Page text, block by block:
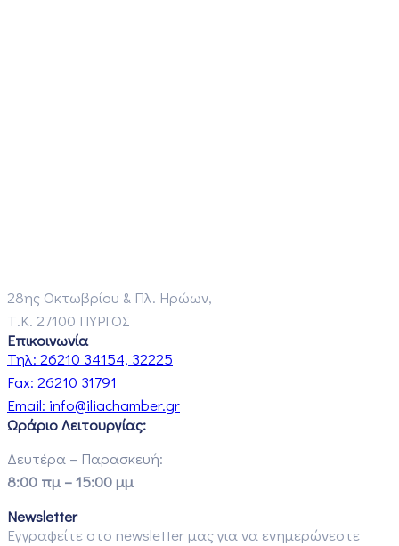
28ης Οκτωβρίου & Πλ. Ηρώων,
Τ.Κ. 27100 ΠΥΡΓΟΣ
Επικοινωνία
Τηλ: 26210 34154, 32225
Fax: 26210 31791
Email: info@iliachamber.gr
Ωράριο Λειτουργίας:
Δευτέρα – Παρασκευή:
8:00 πμ – 15:00 μμ
Newsletter
Εγγραφείτε στο newsletter μας για να ενημερώνεστε